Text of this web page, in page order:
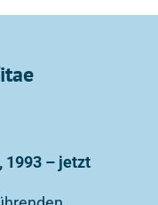
1993 – jetzt